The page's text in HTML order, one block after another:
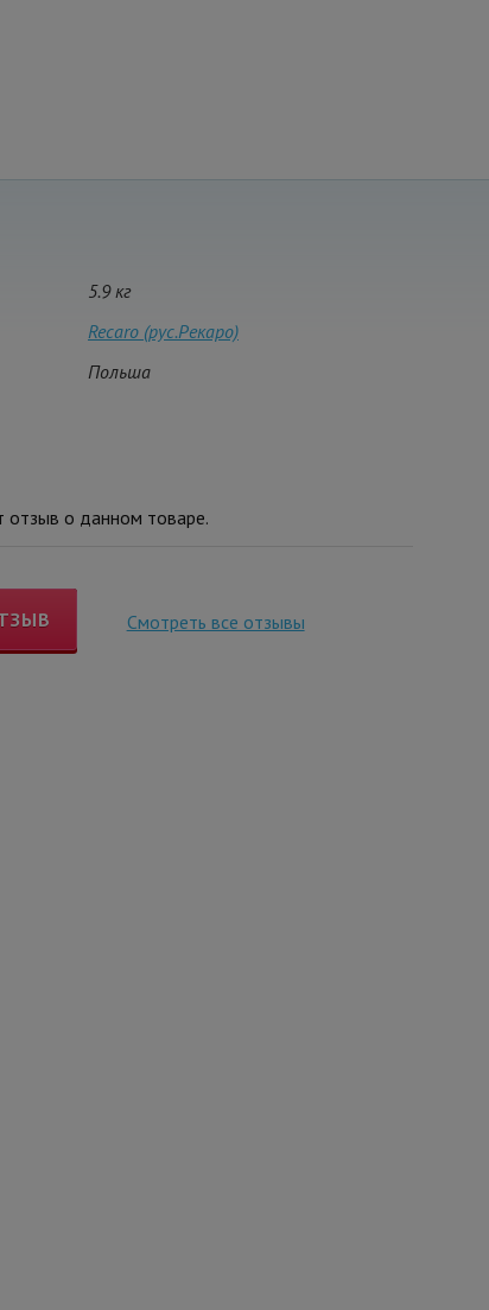
5.9 кг
Recaro (рус.Рекаро)
Польша
отзыв о данном товаре.
Смотреть все отзывы